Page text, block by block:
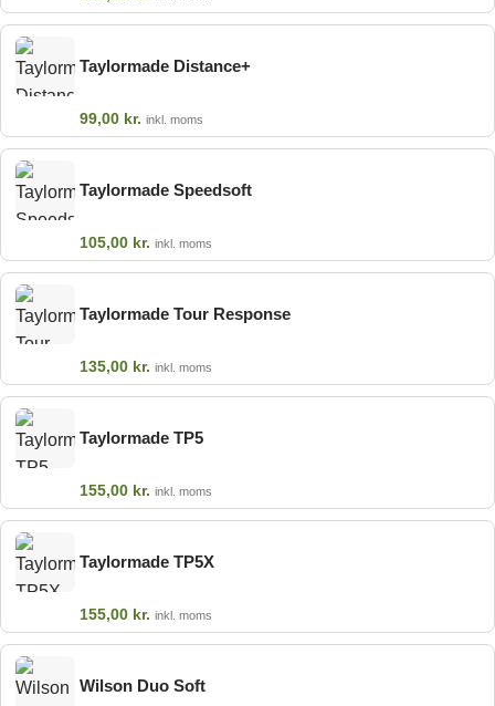
Taylormade Distance+
99,00 kr. inkl. moms
Taylormade Speedsoft
105,00 kr. inkl. moms
Taylormade Tour Response
135,00 kr. inkl. moms
Taylormade TP5
155,00 kr. inkl. moms
Taylormade TP5X
155,00 kr. inkl. moms
Wilson Duo Soft